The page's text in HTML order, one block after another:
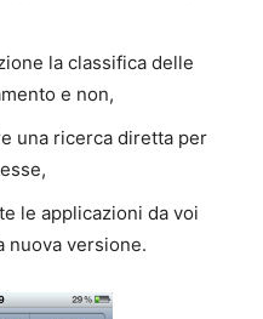
la classifica delle
e non,
una ricerca diretta per
le applicazioni da voi
nuova versione.